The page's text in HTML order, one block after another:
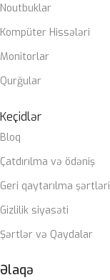
Noutbuklar
Kompüter Hissələri
Monitorlar
Qurğular
Keçidlər
Bloq
Çatdırılma və ödəniş
Geri qaytarılma şərtləri
Gizlilik siyasəti
Şərtlər və Qaydalar
Əlaqə